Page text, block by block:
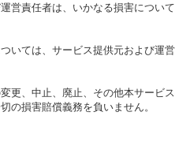
営責任者は、いかなる損害につい
いては、サービス提供元および運
更、中止、廃止、その他本サービ
の損害賠償義務を負いません。